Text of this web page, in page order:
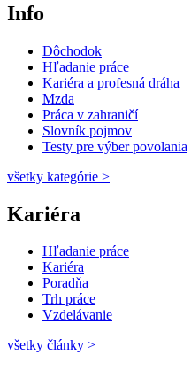
Info
Dôchodok
Hľadanie práce
Kariéra a profesná dráha
Mzda
Práca v zahraničí
Slovník pojmov
Testy pre výber povolania
všetky kategórie >
Kariéra
Hľadanie práce
Kariéra
Poradňa
Trh práce
Vzdelávanie
všetky články >